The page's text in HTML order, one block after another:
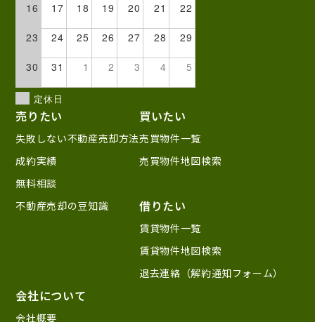
16 17 18 19 20 21 22
23 24 25 26 27 28 29
30 31 1 2 3 4 5
定休日
売りたい
失敗しない不動産売却方法
成約実績
無料相談
不動産売却の豆知識
買いたい
売買物件一覧
売買物件地図検索
借りたい
賃貸物件一覧
賃貸物件地図検索
退去連絡（解約通知フォーム）
会社について
会社概要